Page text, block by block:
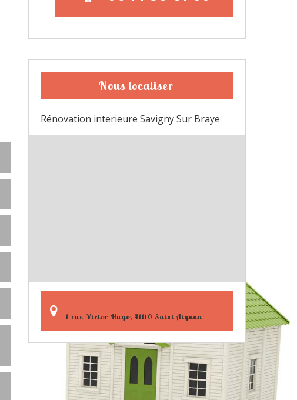
Nous localiser
Rénovation interieure Savigny Sur Braye
1 rue Victor Hugo, 41110 Saint Aignan